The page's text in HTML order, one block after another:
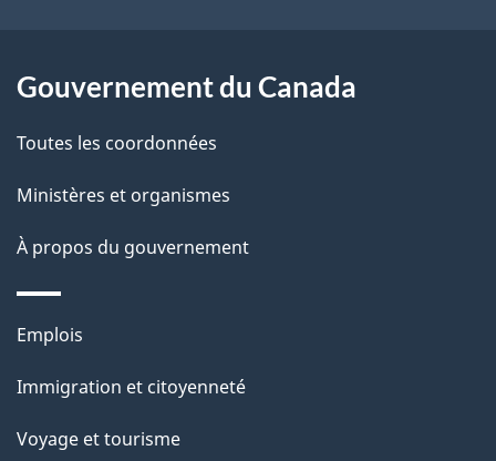
l
p
a
g
e
Gouvernement du Canada
Toutes les coordonnées
Ministères et organismes
À propos du gouvernement
Thèmes
sujets
Emplois
Immigration et citoyenneté
Voyage et tourisme